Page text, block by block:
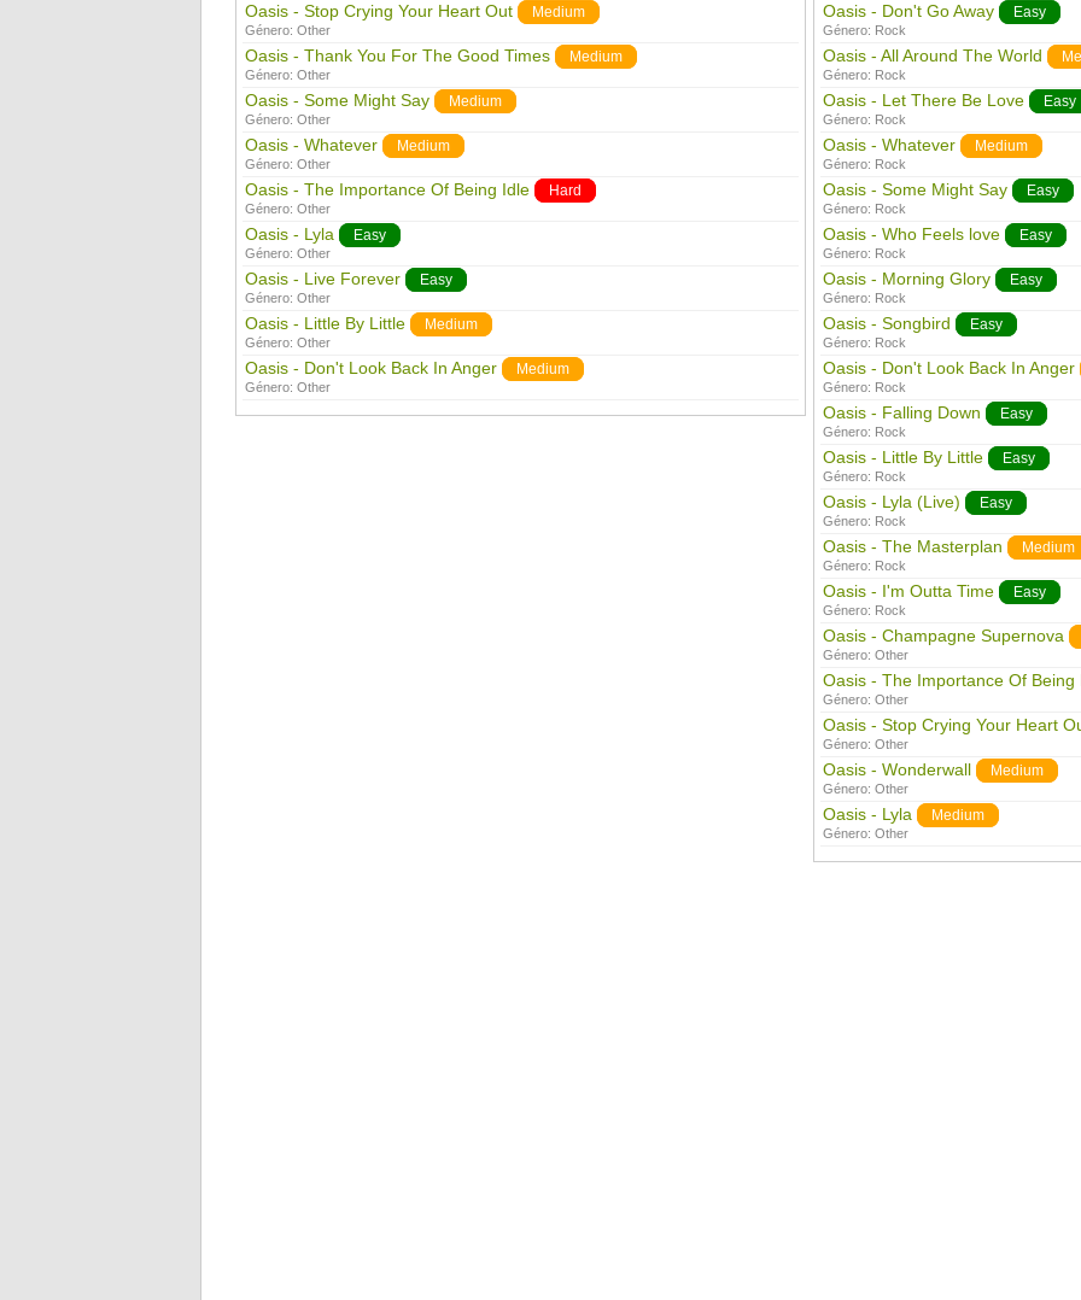
Oasis - Stop Crying Your Heart Out Medium
Género: Other
Oasis - Thank You For The Good Times Medium
Género: Other
Oasis - Some Might Say Medium
Género: Other
Oasis - Whatever Medium
Género: Other
Oasis - The Importance Of Being Idle Hard
Género: Other
Oasis - Lyla Easy
Género: Other
Oasis - Live Forever Easy
Género: Other
Oasis - Little By Little Medium
Género: Other
Oasis - Don't Look Back In Anger Medium
Género: Other
Oasis - Don't Go Away Easy
Género: Rock
Oasis - All Around The World
Género: Rock
Oasis - Let There Be Love Easy
Género: Rock
Oasis - Whatever Medium
Género: Rock
Oasis - Some Might Say Easy
Género: Rock
Oasis - Who Feels love Easy
Género: Rock
Oasis - Morning Glory Easy
Género: Rock
Oasis - Songbird Easy
Género: Rock
Oasis - Don't Look Back In Anger
Género: Rock
Oasis - Falling Down Easy
Género: Rock
Oasis - Little By Little Easy
Género: Rock
Oasis - Lyla (Live) Easy
Género: Rock
Oasis - The Masterplan Medium
Género: Rock
Oasis - I'm Outta Time Easy
Género: Rock
Oasis - Champagne Supernova
Género: Other
Oasis - The Importance Of Being
Género: Other
Oasis - Stop Crying Your Heart
Género: Other
Oasis - Wonderwall Medium
Género: Other
Oasis - Lyla Medium
Género: Other